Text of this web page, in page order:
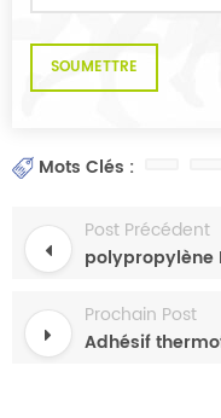
Mots Clés :
Post Précédent
Prochain Post